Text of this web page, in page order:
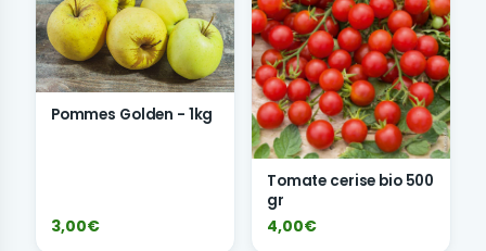
Pommes Golden - 1kg
3,00€
Tomate cerise bio 500
gr
4,00€